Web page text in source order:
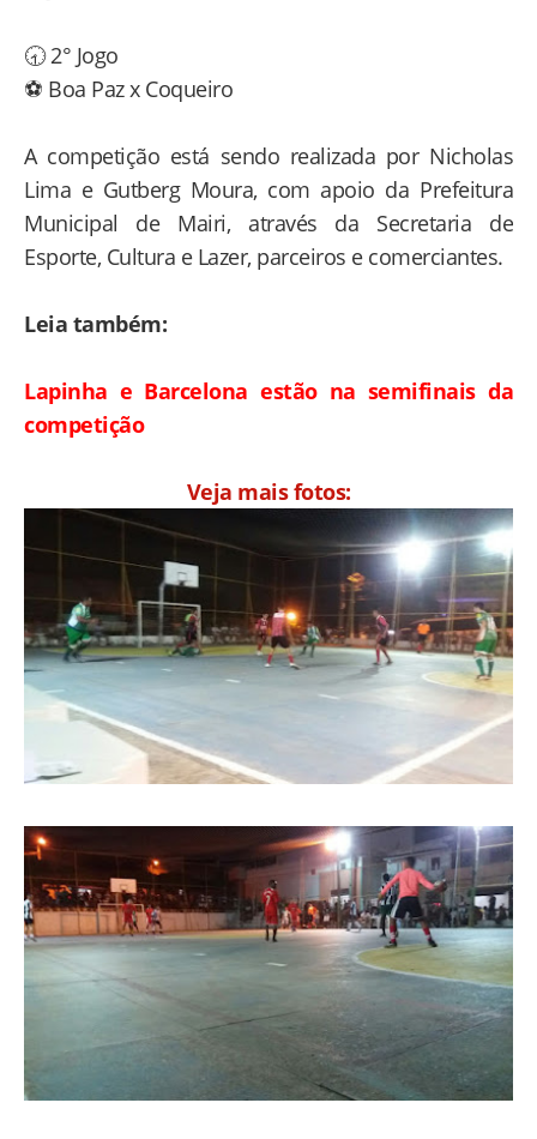
🕣 2° Jogo
⚽ Boa Paz x Coqueiro
A competição está sendo realizada por Nicholas
Lima e Gutberg Moura, com apoio da Prefeitura
Municipal de Mairi, através da Secretaria de
Esporte, Cultura e Lazer, parceiros e comerciantes.
Leia também:
Lapinha e Barcelona estão na semifinais da
competição
Veja mais fotos: